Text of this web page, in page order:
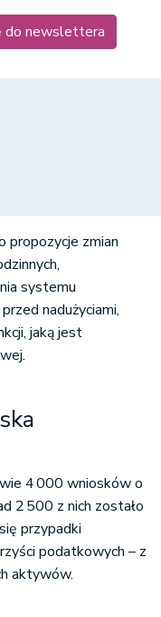
do newslettera
propozycje zmian
systemu
nadużyciami,
jaką jest
4 000 wniosków o
2 500 z nich zostało
przypadki
podatkowych – z
aktywów.